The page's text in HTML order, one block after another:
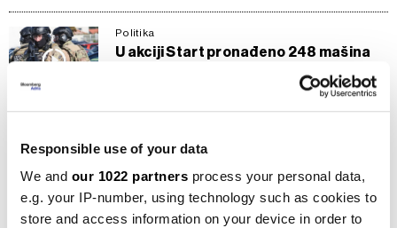
Responsible use of your data
We and our 1022 partners process your personal data,
e.g. your IP-number, using technology such as cookies to
store and access information on your device in order to
Politika
U akciji Start pronađeno 248 mašina
Politika
osumnjičenog u akciji 'ATM', radnje
obavljane u Sloveniji i BiH
22.03.2023